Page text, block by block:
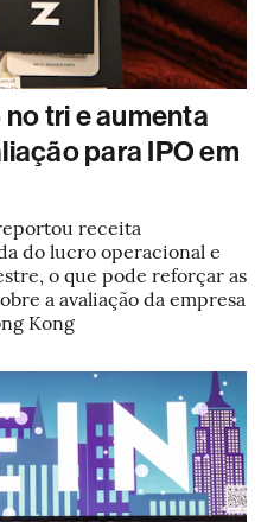
tri e aumenta
para IPO em
receita
do lucro operacional e
o que pode reforçar as
a avaliação da empresa
Kong